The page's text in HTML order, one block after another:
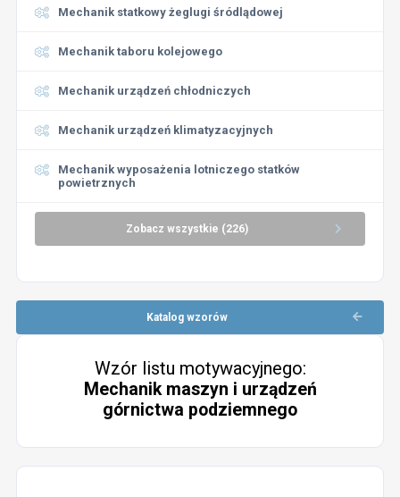
Mechanik statkowy żeglugi śródlądowej
Mechanik taboru kolejowego
Mechanik urządzeń chłodniczych
Mechanik urządzeń klimatyzacyjnych
Mechanik wyposażenia lotniczego statków
powietrznych
Zobacz wszystkie (226)
Katalog wzorów
Wzór listu motywacyjnego:
Mechanik maszyn i urządzeń
górnictwa podziemnego